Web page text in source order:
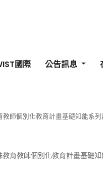
國際 公告訊息
師個別化教育計畫基礎知能系
育教師個別化教育計畫基礎